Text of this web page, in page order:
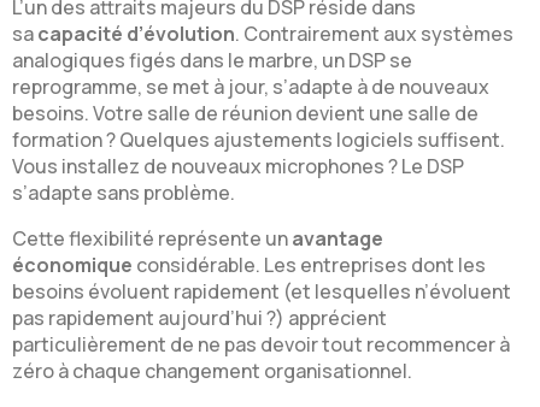
L’un des attraits majeurs du DSP réside dans
sacapacité d’évolution. Contrairement aux systèmes
analogiques figés dans le marbre, un DSP se
reprogramme, se met à jour, s’adapte à de nouveaux
besoins. Votre salle de réunion devient une salle de
formation ? Quelques ajustements logiciels suffisent.
Vous installez de nouveaux microphones ? Le DSP
s’adapte sans problème.
Cette flexibilité représente unavantage
économique considérable. Les entreprises dont les
besoins évoluent rapidement (et lesquelles n’évoluent
pas rapidement aujourd’hui ?) apprécient
particulièrement de ne pas devoir tout recommencer à
zéro à chaque changement organisationnel.